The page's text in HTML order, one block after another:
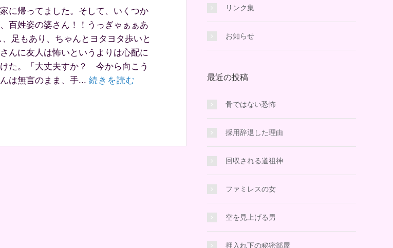
に帰ってました。そして、いくつか
百姓姿の婆さん！！うっぎゃぁぁあ
足もあり、ちゃんとヨタヨタ歩いと
んに友人は怖いというよりは心配に
た。「大丈夫すか？ 今から向こう
は無言のまま、手... 続きを読む
リンク集
お知らせ
最近の投稿
骨ではない恐怖
採用辞退した理由
回収される道祖神
ファミレスの女
空を見上げる男
押入れ下の秘密部屋